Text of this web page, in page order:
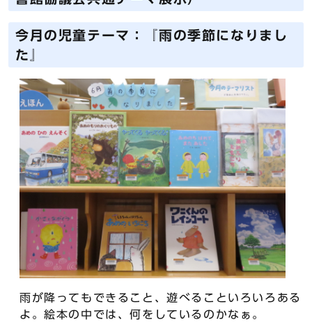
今月の児童テーマ：『雨の季節になりまし
た』
雨が降ってもできること、遊べることいろいろある
よ。絵本の中では、何をしているのかなぁ。